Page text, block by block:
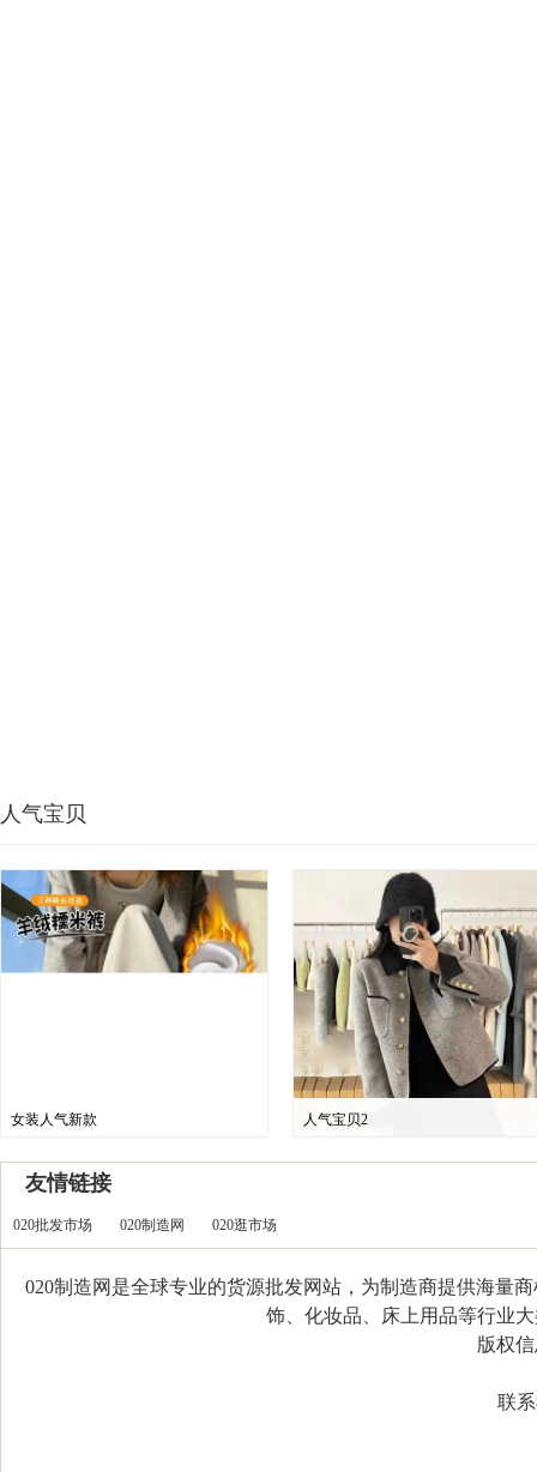
人气宝贝
女装人气新款 人气宝贝2
友情链接
020批发市场 020制造网 020逛市场
020制造网是全球专业的货源批发网站，为制造商提供海量
饰、化妆品、床上用品等行业
版权信
联